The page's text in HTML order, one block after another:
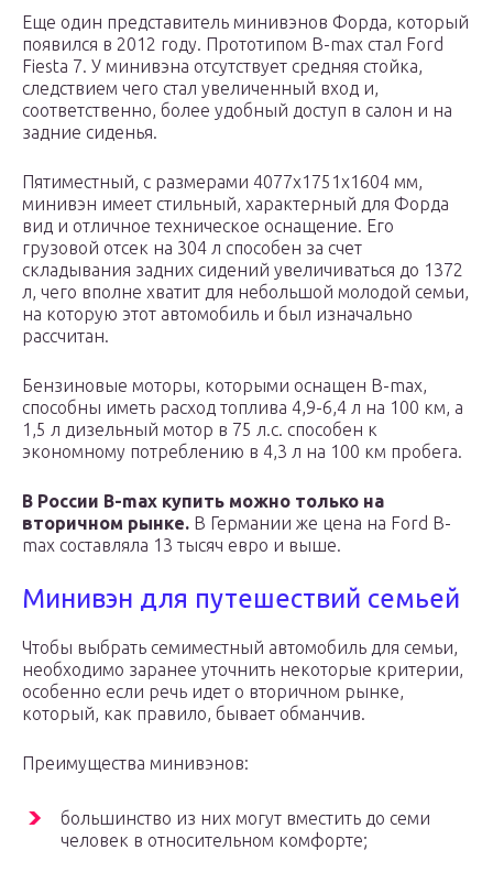
Еще один представитель минивэнов Форда, который
появился в 2012 году. Прототипом B-max стал Ford
Fiesta 7. У минивэна отсутствует средняя стойка,
следствием чего стал увеличенный вход и,
соответственно, более удобный доступ в салон и на
задние сиденья.
Пятиместный, с размерами 4077х1751х1604 мм,
минивэн имеет стильный, характерный для Форда
вид и отличное техническое оснащение. Его
грузовой отсек на 304 л способен за счет
складывания задних сидений увеличиваться до 1372
л, чего вполне хватит для небольшой молодой семьи,
на которую этот автомобиль и был изначально
рассчитан.
Бензиновые моторы, которыми оснащен B-max,
способны иметь расход топлива 4,9-6,4 л на 100 км, а
1,5 л дизельный мотор в 75 л.с. способен к
экономному потреблению в 4,3 л на 100 км пробега.
В России B-max купить можно только на
вторичном рынке. В Германии же цена на Ford B-
max составляла 13 тысяч евро и выше.
Минивэн для путешествий семьей
Чтобы выбрать семиместный автомобиль для семьи,
необходимо заранее уточнить некоторые критерии,
особенно если речь идет о вторичном рынке,
который, как правило, бывает обманчив.
Преимущества минивэнов:
большинство из них могут вместить до семи
человек в относительном комфорте;